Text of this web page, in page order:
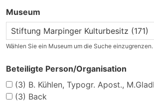
Museum
Wählen Sie ein Museum um die Suche einzugrenzen.
Beteiligte Person/Organisation
(3) B. Kühlen, Typogr. Apost.,
(3) Back